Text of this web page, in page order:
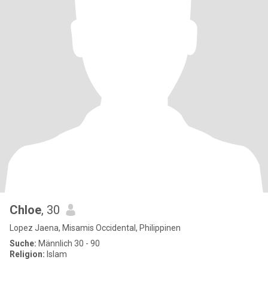
Chloe, 30
Lopez Jaena, Misamis Occidental, Philippinen
Suche: Männlich 30 - 90
Religion: Islam